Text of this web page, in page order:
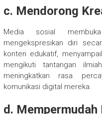
c. Mendorong
Media sosial
mengekspresikan diri
konten edukatif,
mengikuti tantangan
meningkatkan rasa
komunikasi digital mereka.
d.